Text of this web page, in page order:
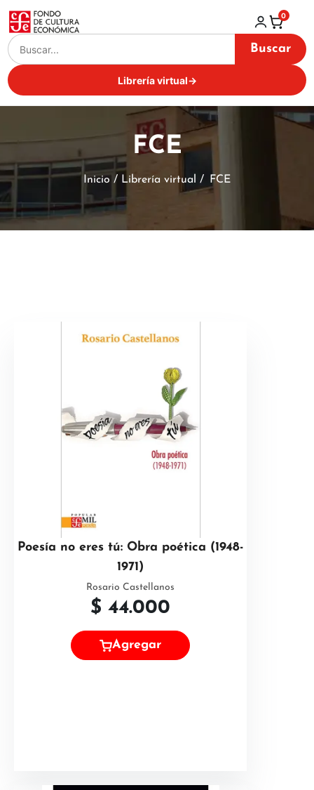
Buscar
Librería virtual→
0
FCE
Inicio / Librería virtual / FCE
Poesía no eres tú: Obra poética (1948-
1971)
Rosario Castellanos
$ 44.000
Agregar